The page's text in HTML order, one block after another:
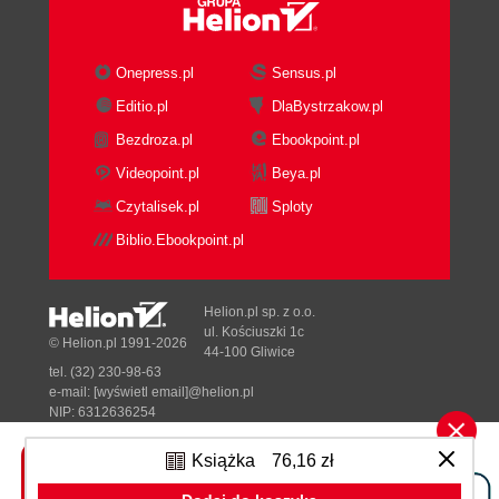
Sprawdzanie, czy wartość znajduje się
Sprawdzanie, czy wartość nie znajduje
się na liście
Wyrażenie boolowskie
Polecenia if-else
Konstrukcja if-elif-else
Sprawdzanie wielu warunków
Używanie poleceń if z listami
Sprawdzanie pod kątem wartości
specjalnych
Użycie wielu list
Nadawanie stylu poleceniom if
Książka 76,16 zł
Onepress.pl
Sensus.pl
Editio.pl
DlaBystrzakow.pl
Bezdroza.pl
Ebookpoint.pl
Videopoint.pl
Beya.pl
Czytalisek.pl
Sploty
Biblio.Ebookpoint.pl
Designed with ♥ byTonik.pl
© Helion.pl 1991-2026
Helion.pl sp. z o.o.
ul. Kościuszki 1c
44-100 Gliwice
tel. (32) 230-98-63
e-mail: [wyświetl email]@helion.pl
NIP: 6312636254